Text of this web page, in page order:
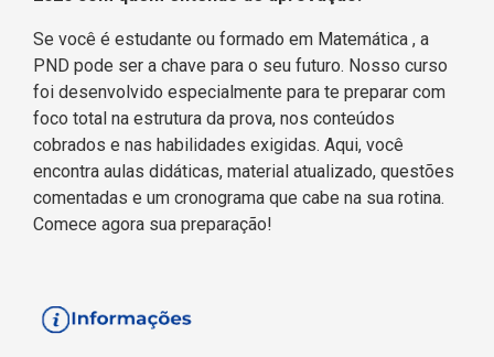
Se você é estudante ou formado em Matemática , a
PND pode ser a chave para o seu futuro. Nosso curso
foi desenvolvido especialmente para te preparar com
foco total na estrutura da prova, nos conteúdos
cobrados e nas habilidades exigidas. Aqui, você
encontra aulas didáticas, material atualizado, questões
comentadas e um cronograma que cabe na sua rotina.
Comece agora sua preparação!